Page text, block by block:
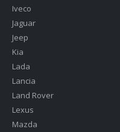
Iveco
Jaguar
Jeep
Kia
Lada
Lancia
Land Rover
Lexus
Mazda